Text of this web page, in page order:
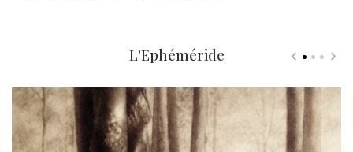
L'Ephéméride